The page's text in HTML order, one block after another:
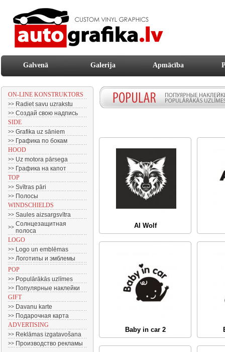
Galvenā Galerija Apmācība
ON-LINE KONSTRUKTORS
>> Radiet savu uzrakstu
>> Создай свою надпись
SIDE
>> Grafika uz sāniem
>> Графика по бокам
HOOD
>> Uz motora pārsega
>> Графика на капот
TOP
>> Svītras pāri
>> Полосы
WINDSCHIELDS
>> Saules aizsargsvītra
>> Солнцезащитная
полоса
LOGO
>> Logo un emblēmas
>> Логотипы и эмблемы
POP
>> Populārākās uzlīmes
>> Популярные наклейки
GIFT
>> Davanu karte
>> Подарочная карта
ADVERTISING
>> Reklāmas izgatavošana
>> Производство рекламы
AI Wolf
Baby in car 2